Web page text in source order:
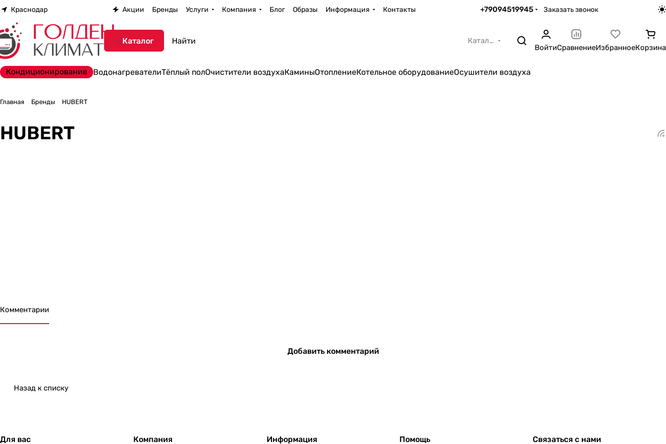
Краснодар Акции Бренды Услуги Компания Блог Образы Информация Контакты +79094519945 Заказать звонок
Каталог Каталог
ВойтиСравнениеИзбранноеКорзина
Кондиционирование ВодонагревателиТёплый полОчистители воздухаКаминыОтоплениеКотельное оборудованиеОсушители воздуха
Главная Бренды HUBERT
HUBERT
Комментарии
Добавить комментарий
Назад к списку
Для вас Компания Информация Помощь Связаться с нами